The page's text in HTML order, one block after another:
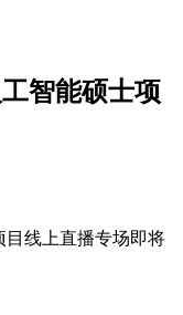
智能硕士项
目线上直播专场即将